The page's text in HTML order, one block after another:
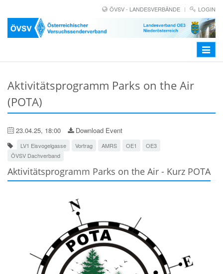
ÖVSV - LANDESVERBÄNDE LOGIN
Toggle
Aktivitätsprogramm Parks on the Air
(POTA)
23.04.25, 18:00 Download Event
LV1 Eisvogelgasse Vortrag AMRS OE1
OE3
ÖVSV Dachverband
Aktivitätsprogramm Parks on the Air - Kurz POTA